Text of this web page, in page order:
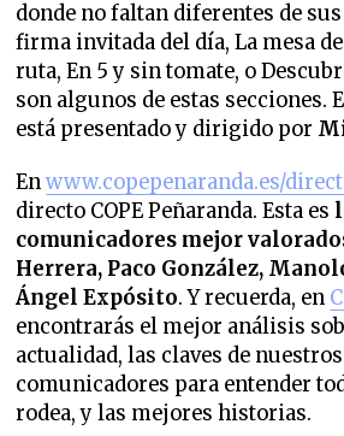
donde no faltan diferentes de
firma invitada del día, La mesa
ruta, En 5 y sin tomate, o
son algunos de estas secciones.
está presentado y dirigido por
Enwww.copepenaranda.es/
directo COPE Peñaranda. Esta es
comunicadores mejor
Herrera, Paco González,
Ángel Expósito. Y recuerda, en
encontrarás el mejor análisis
actualidad, las claves de nuestros
comunicadores para entender
rodea, y las mejores historias.